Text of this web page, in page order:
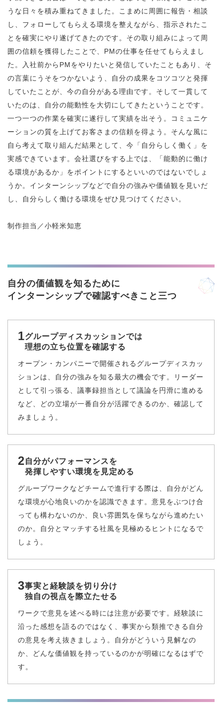
うな日々を積み重ねてきました。こまめに周囲に報告・相談
し、フォローしてもらえる環境を整えながら、指示されたこ
とを確実にやり遂げてきたのです。その取り組みによって周
囲の信頼を獲得したことで、PMの仕事を任せてもらえまし
た。入社前からPMをやりたいと発信していたこともあり、そ
の言葉にうそをつかないよう、自分の成果をコツコツと発揮
していたことが、今の自分がある理由です。そして一貫して
いたのは、自分の能動性を大切にしてきたということです。
一つ一つの作業を確実に遂行して実績を出そう。コミュニケ
ーションの質を上げてお客さまの信頼を得よう。そんな風に
自ら考えて取り組んだ結果として、今「自分らしく働く」を
実感できています。会社選びをする上では、「能動的に働け
る環境があるか」をポイントにするといいのではないでしょ
うか。インターンシップなどで自分の強みや価値観を見いだ
し、自分らしく働ける環境をぜひ見つけてください。
制作担当／小軽米知恵
自分の価値観を知るために
インターンシップで確認すべきこと三つ
1グループディスカッションでは
理想の立ち位置を確認する
オープン・カンパニーで開催されるグループディスカッ
ションは、自分の強みを知る最大の機会です。リーダー
として引っ張る、議事録担当として議論を円滑に進める
など、どの立場が一番自分が活躍できるのか、確認して
みましょう。
2自分がパフォーマンスを
発揮しやすい環境を見定める
グループワークなどチームで進行する際は、自分がどん
な環境が心地良いのかを認識できます。意見をぶつけ合
っても構わないのか、良い雰囲気を保ちながら進めたい
のか。自分とマッチする社風を見極めるヒントになるで
しょう。
3事実と経験談を切り分け
独自の視点を際立たせる
ワークで意見を述べる時には注意が必要です。経験談に
沿った感想を語るのではなく、事実から類推できる自分
の意見を考え抜きましょう。自分がどういう見解なの
か、どんな価値観を持っているのかが明確になるはずで
す。